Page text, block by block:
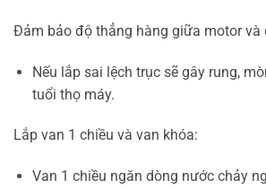
Đảm bảo độ thẳng hàng giữa motor và
Nếu lắp sai lệch trục sẽ gây rung,
tuổi thọ máy.
Lắp van 1 chiều và van khóa:
Van 1 chiều ngăn dòng nước chảy